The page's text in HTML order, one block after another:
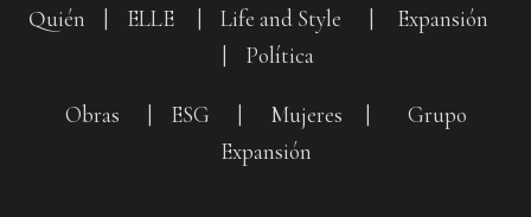
Quién ELLE Life and Style
Expansión
Política
Obras ESG Mujeres
Grupo
Expansión